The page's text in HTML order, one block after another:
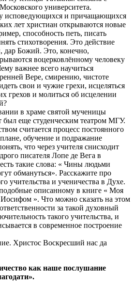
университета.
исповедующихся и причащающихся
лет христиан открываются новые
способность петь, писать
стихотворения. Это действие
дар Божий. Это, конечно,
воцерковлённому человеку
важнее всего научиться
Вере, смирению, чистоте
свои и чужие грехи, исцеляться
грехов и молиться об исцелении
в храме святой мученицы
был еще студенческим театром МГУ.
считается процесс постоянного
обучение и подражание
что через учителя снисходит
писателя Лопе де Вега в
такие слова: « Чины людьми
обмануться». Расскажите про
учительства и ученичества в Духе.
описанному в книге « Моя
». Что можно сказать на этом
за такой духовный
такого учительства, и
в современное построение
Христос Воскресший нас да
как наше послушание